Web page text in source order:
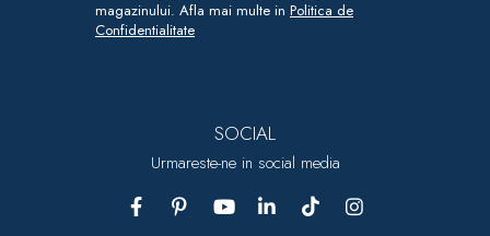
magazinului. Afla mai multe in Politica de
Confidentialitate
SOCIAL
Urmareste-ne in social media